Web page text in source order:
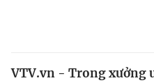
VTV.vn - Trong xưởng